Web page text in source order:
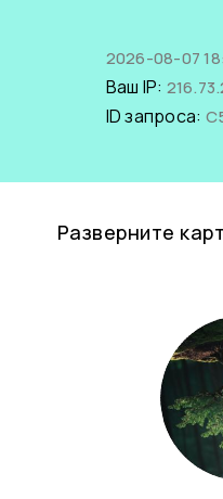
2026-08-07
Ваш IP:
ID запроса:
Разверните